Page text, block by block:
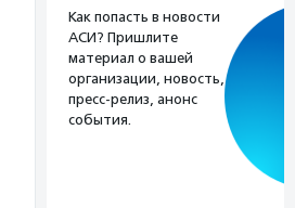
Как попасть в новости
АСИ? Пришлите
материал о вашей
организации, новость,
пресс-релиз, анонс
события.